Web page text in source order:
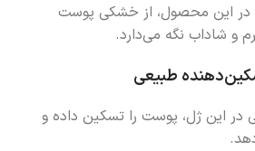
در این محصول، از خشکی پوست
و شاداب نگه می‌دارد.
طبیعی
در این ژل، پوست را تسکین داده و